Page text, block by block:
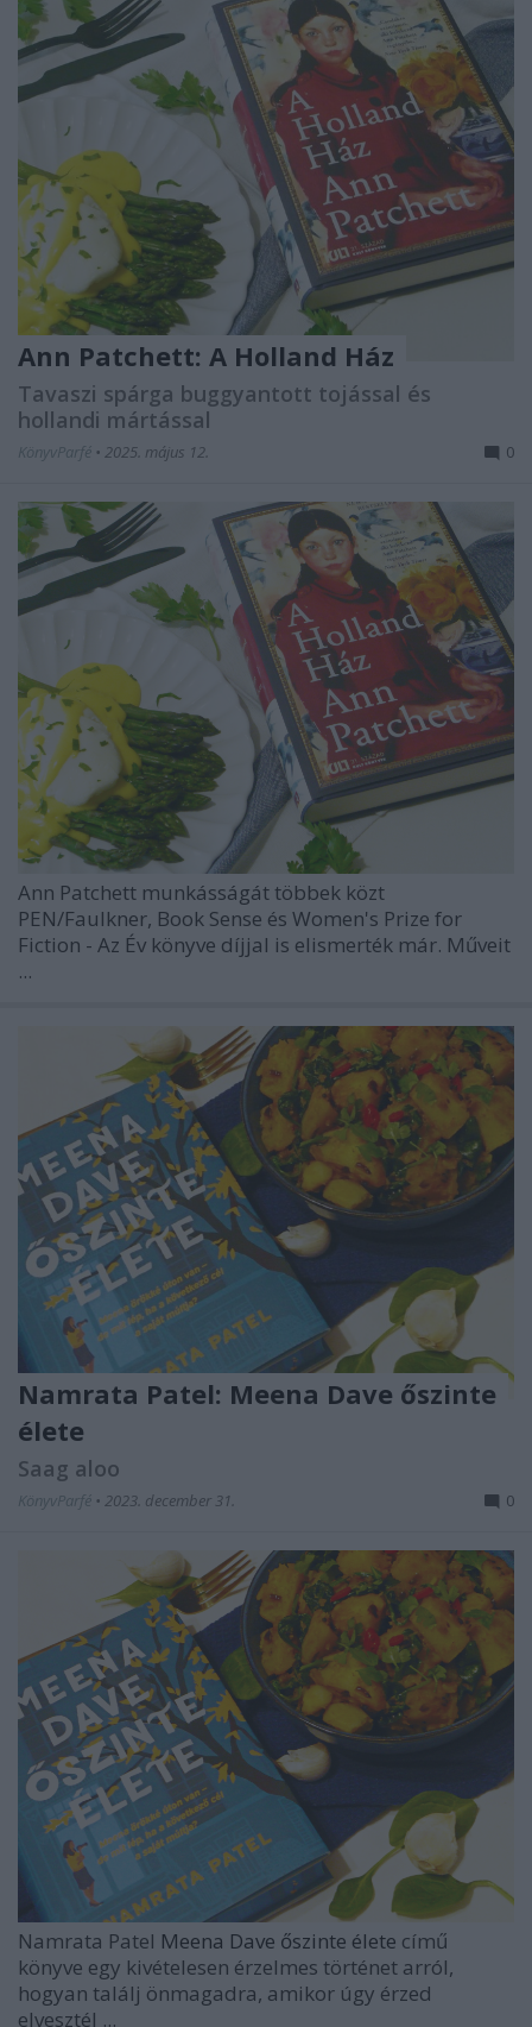
Ann Patchett: A ​Holland Ház
Tavaszi spárga buggyantott tojással és
hollandi mártással
KönyvParfé • 2025. május 12. 0
Ann Patchett munkásságát többek közt
PEN/Faulkner, Book Sense és Women's Prize for
Fiction - Az Év könyve díjjal is elismerték már. Műveit
...
Namrata Patel: Meena ​Dave őszinte
élete
Saag aloo
KönyvParfé • 2023. december 31. 0
Namrata Patel Meena Dave őszinte élete című
könyve egy kivételesen érzelmes történet arról,
hogyan találj önmagadra, amikor úgy érzed
elvesztél ...